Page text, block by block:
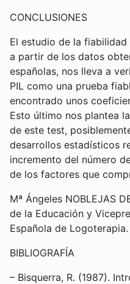
CONCLUSIONES
El estudio de la
a partir de los datos
españolas, nos lleva a
PIL como una prueba
encontrado unos
Esto último nos plantea
de este test,
desarrollos estadísticos
incremento del número
de los factores que
Mª Ángeles NOBLEJAS
de la Educación y
Española de Logoterapia.
BIBLIOGRAFÍA
– Bisquerra, R. (1987).